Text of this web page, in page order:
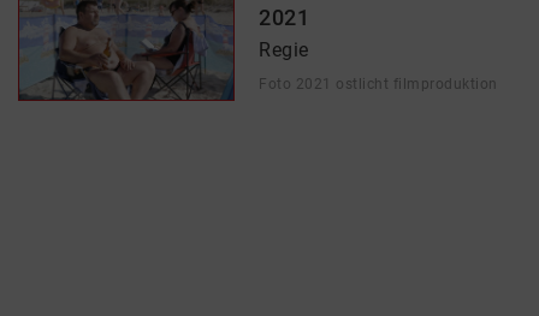
2021
Regie
Foto 2021 ostlicht filmproduktion